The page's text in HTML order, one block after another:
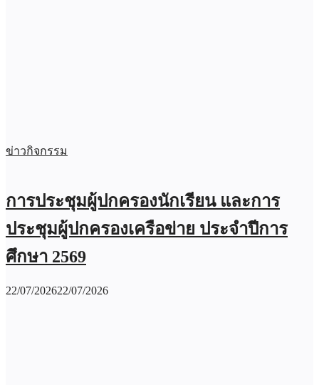
ข่าวกิจกรรม
การประชุมผู้ปกครองนักเรียน และการ
ประชุมผู้ปกครองเครือข่าย ประจำปีการ
ศึกษา 2569
22/07/202622/07/2026